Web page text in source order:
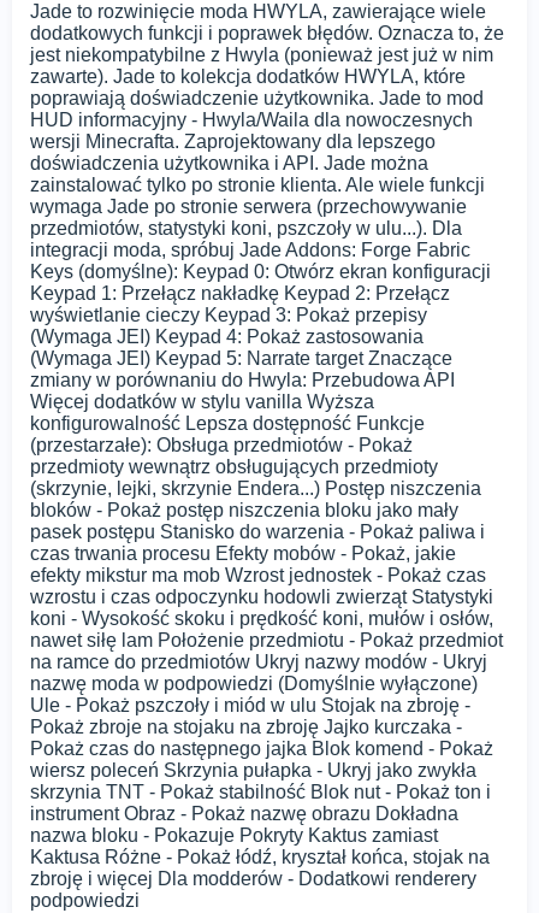
Jade to rozwinięcie moda HWYLA, zawierające wiele
dodatkowych funkcji i poprawek błędów. Oznacza to, że
jest niekompatybilne z Hwyla (ponieważ jest już w nim
zawarte). Jade to kolekcja dodatków HWYLA, które
poprawiają doświadczenie użytkownika. Jade to mod
HUD informacyjny - Hwyla/Waila dla nowoczesnych
wersji Minecrafta. Zaprojektowany dla lepszego
doświadczenia użytkownika i API. Jade można
zainstalować tylko po stronie klienta. Ale wiele funkcji
wymaga Jade po stronie serwera (przechowywanie
przedmiotów, statystyki koni, pszczoły w ulu...). Dla
integracji moda, spróbuj Jade Addons: Forge Fabric
Keys (domyślne): Keypad 0: Otwórz ekran konfiguracji
Keypad 1: Przełącz nakładkę Keypad 2: Przełącz
wyświetlanie cieczy Keypad 3: Pokaż przepisy
(Wymaga JEI) Keypad 4: Pokaż zastosowania
(Wymaga JEI) Keypad 5: Narrate target Znaczące
zmiany w porównaniu do Hwyla: Przebudowa API
Więcej dodatków w stylu vanilla Wyższa
konfigurowalność Lepsza dostępność Funkcje
(przestarzałe): Obsługa przedmiotów - Pokaż
przedmioty wewnątrz obsługujących przedmioty
(skrzynie, lejki, skrzynie Endera...) Postęp niszczenia
bloków - Pokaż postęp niszczenia bloku jako mały
pasek postępu Stanisko do warzenia - Pokaż paliwa i
czas trwania procesu Efekty mobów - Pokaż, jakie
efekty mikstur ma mob Wzrost jednostek - Pokaż czas
wzrostu i czas odpoczynku hodowli zwierząt Statystyki
koni - Wysokość skoku i prędkość koni, mułów i osłów,
nawet siłę lam Położenie przedmiotu - Pokaż przedmiot
na ramce do przedmiotów Ukryj nazwy modów - Ukryj
nazwę moda w podpowiedzi (Domyślnie wyłączone)
Ule - Pokaż pszczoły i miód w ulu Stojak na zbroję -
Pokaż zbroje na stojaku na zbroję Jajko kurczaka -
Pokaż czas do następnego jajka Blok komend - Pokaż
wiersz poleceń Skrzynia pułapka - Ukryj jako zwykła
skrzynia TNT - Pokaż stabilność Blok nut - Pokaż ton i
instrument Obraz - Pokaż nazwę obrazu Dokładna
nazwa bloku - Pokazuje Pokryty Kaktus zamiast
Kaktusa Różne - Pokaż łódź, kryształ końca, stojak na
zbroję i więcej Dla modderów - Dodatkowi renderery
podpowiedzi